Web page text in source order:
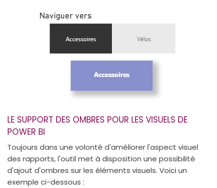
LE SUPPORT DES OMBRES POUR LES VISUELS DE
POWER BI
Toujours dans une volonté d'améliorer l'aspect visuel
des rapports, l'outil met à disposition une possibilité
d'ajout d'ombres sur les éléments visuels. Voici un
exemple ci-dessous :